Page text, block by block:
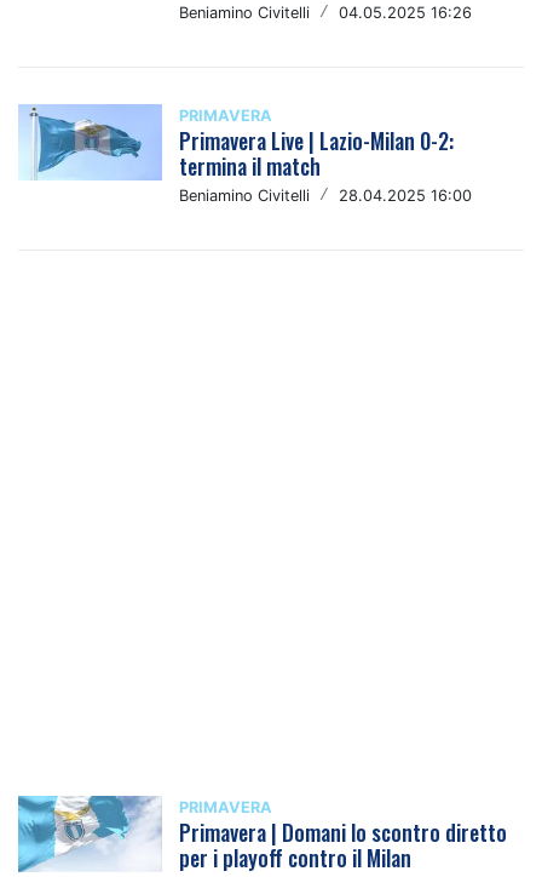
Beniamino Civitelli / 04.05.2025 16:26
PRIMAVERA
Primavera Live | Lazio-Milan 0-2:
termina il match
Beniamino Civitelli / 28.04.2025 16:00
PRIMAVERA
Primavera | Domani lo scontro diretto
per i playoff contro il Milan